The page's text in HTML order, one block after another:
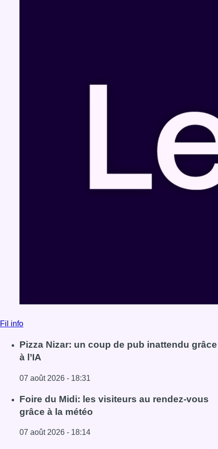
Fil info
Pizza Nizar: un coup de pub inattendu grâce
à l’IA
07 août 2026 - 18:31
Lire l'article Pizza Nizar: un coup de pub inattendu grâce
Foire du Midi: les visiteurs au rendez-vous
grâce à la météo
07 août 2026 - 18:14